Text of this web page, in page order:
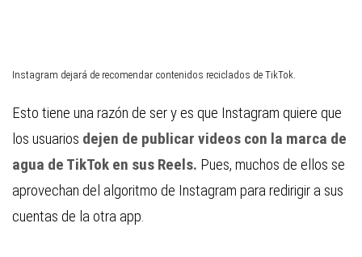
Instagram dejará de recomendar contenidos reciclados de TikTok.
Esto tiene una razón de ser y es que Instagram quiere que
los usuarios dejen de publicar videos con la marca de
agua de TikTok en sus Reels. Pues, muchos de ellos se
aprovechan del algoritmo de Instagram para redirigir a sus
cuentas de la otra app.